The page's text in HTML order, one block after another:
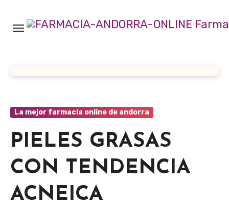
contenido
La mejor farmacia online de andorra
PIELES GRASAS
CON TENDENCIA
ACNEICA